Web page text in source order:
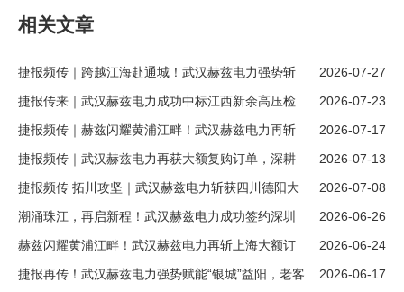
相关文章
2026-07-27
捷报频传｜跨越江海赴通城！武汉赫兹电力强势斩
获江苏南通大额新客户订单
2026-07-23
捷报传来｜武汉赫兹电力成功中标江西新余高压检
测设备项目，开拓赣鄱市场新版图！
2026-07-17
捷报频传｜赫兹闪耀黄浦江畔！武汉赫兹电力再斩
上海大额订单，续写跨区域合作新篇章
2026-07-13
捷报频传｜武汉赫兹电力再获大额复购订单，深耕
四川德阳市场！
2026-07-08
捷报频传 拓川攻坚｜武汉赫兹电力斩获四川德阳大
额新客户订单！
2026-06-26
潮涌珠江，再启新程！武汉赫兹电力成功签约深圳
大额新订单
2026-06-24
赫兹闪耀黄浦江畔！武汉赫兹电力再斩上海大额订
单，续写跨区域合作新篇章
2026-06-17
捷报再传！武汉赫兹电力强势赋能“银城”益阳，老客